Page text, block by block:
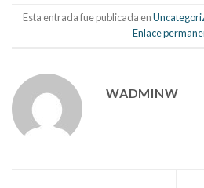
Esta entrada fue publicada en
Enlace
WADMINW